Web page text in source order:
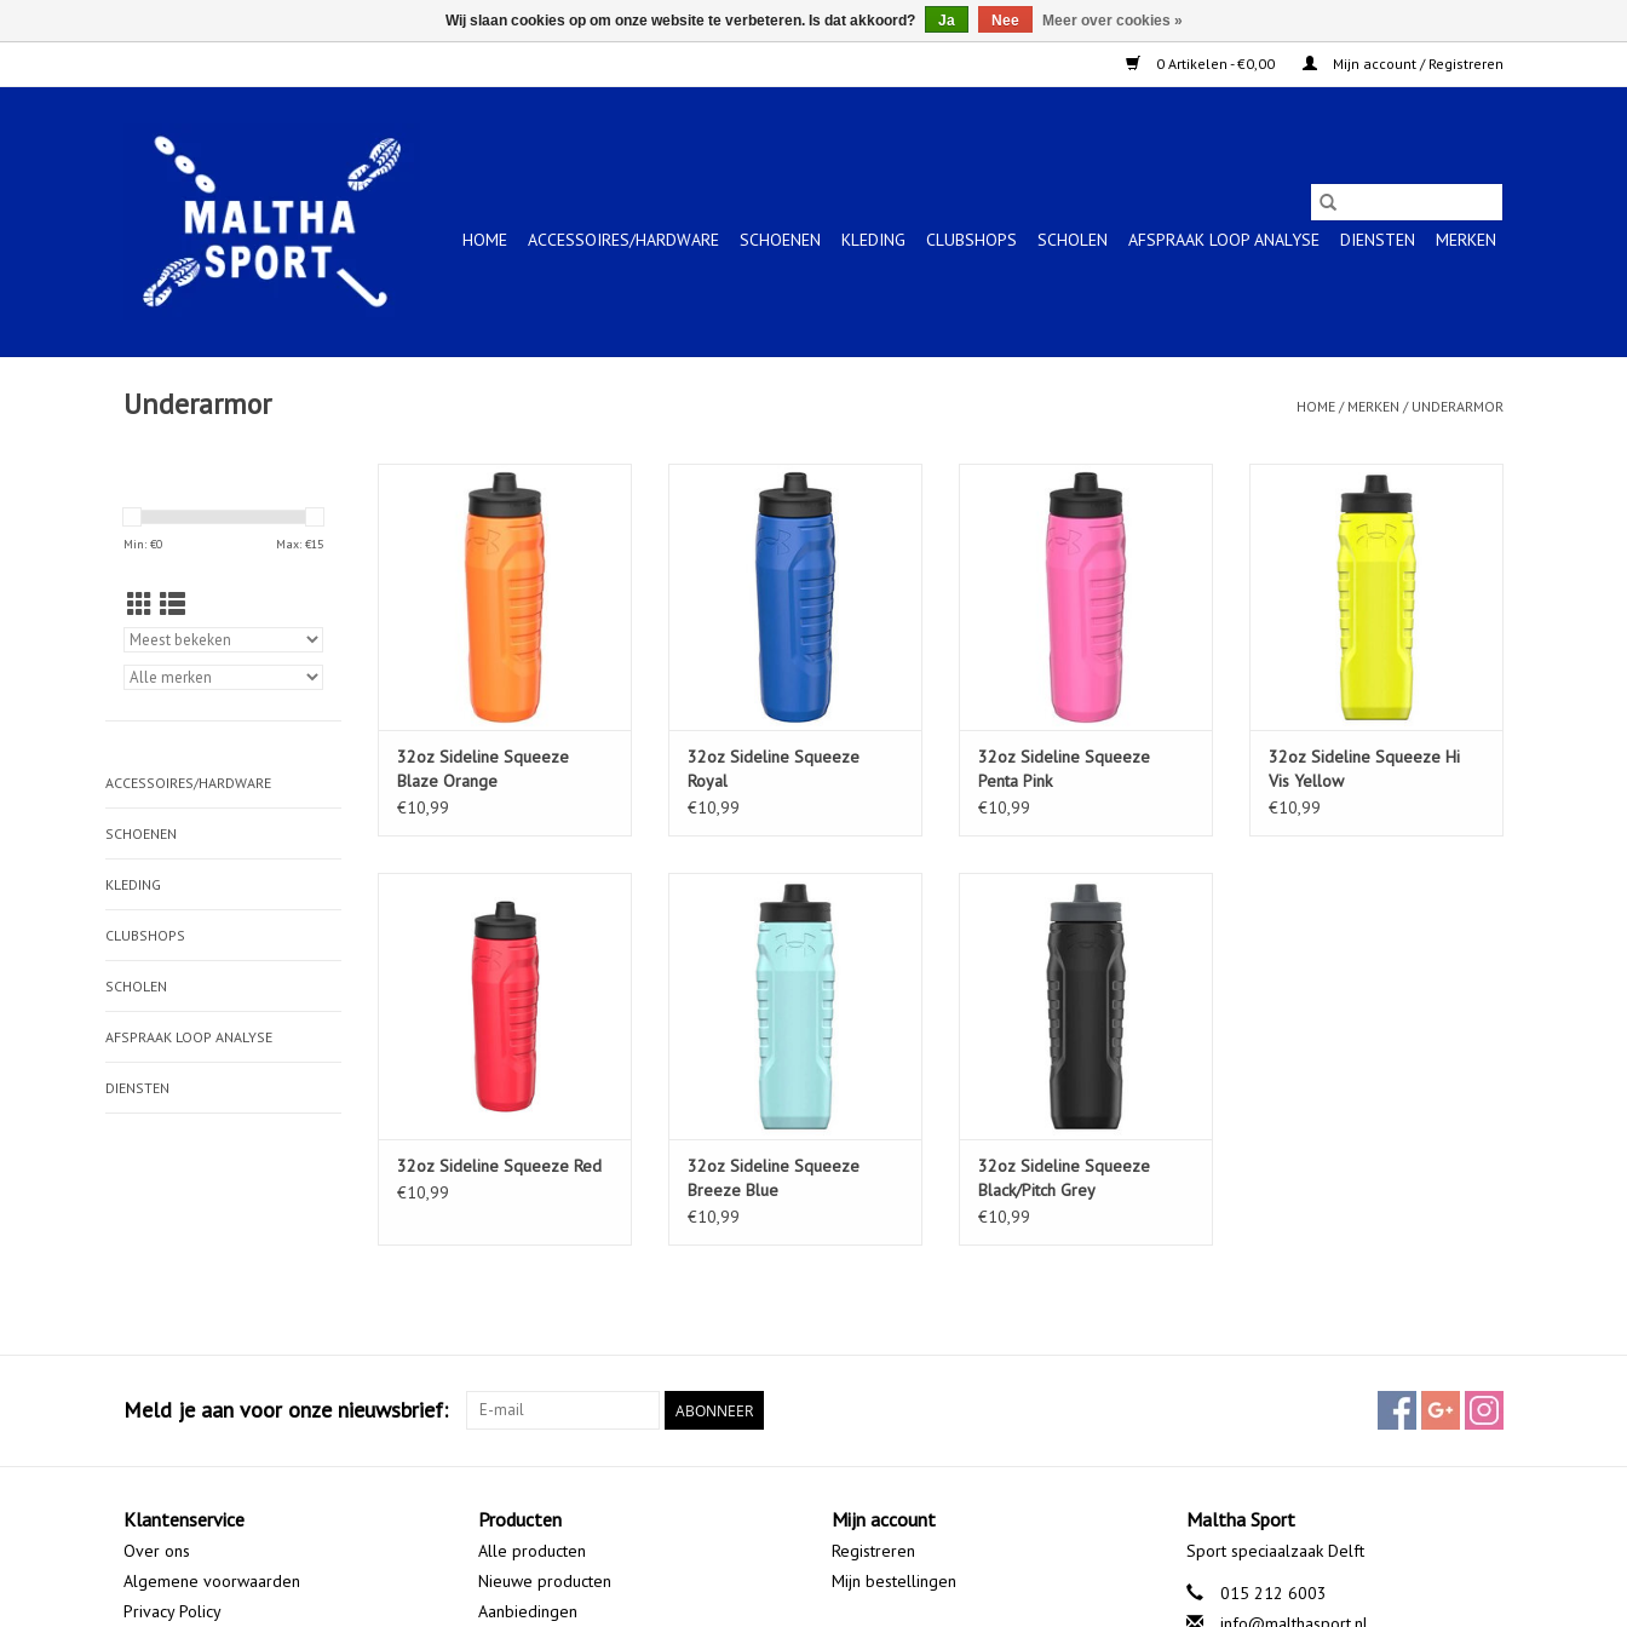
0 Artikelen - €0,00 Mijn account / Registreren
HOME ACCESSOIRES/HARDWARE SCHOENEN KLEDING CLUBSHOPS SCHOLEN AFSPRAAK LOOP ANALYSE DIENSTEN MERKEN
Underarmor HOME / MERKEN / UNDERARMOR
Min: €0 Max: €15
ACCESSOIRES/HARDWARE
SCHOENEN
KLEDING
CLUBSHOPS
SCHOLEN
AFSPRAAK LOOP ANALYSE
DIENSTEN
32oz Sideline Squeeze Blaze
Orange
TOEVOEGEN AAN WINKELWAGEN
32oz Sideline Squeeze
Blaze Orange
€10,99
32oz Sideline Squeeze Royal
TOEVOEGEN AAN WINKELWAGEN
32oz Sideline Squeeze
Royal
€10,99
32oz Sideline Squeeze Penta Pink
TOEVOEGEN AAN WINKELWAGEN
32oz Sideline Squeeze
Penta Pink
€10,99
32oz Sideline Squeeze Hi Vis
Yellow
TOEVOEGEN AAN WINKELWAGEN
32oz Sideline Squeeze Hi
Vis Yellow
€10,99
TOEVOEGEN AAN WINKELWAGEN
32oz Sideline Squeeze Red
€10,99
32oz Sideline Squeeze Breeze
Blue
TOEVOEGEN AAN WINKELWAGEN
32oz Sideline Squeeze
Breeze Blue
€10,99
32oz Sideline Squeeze Black/Pitch
Grey
TOEVOEGEN AAN WINKELWAGEN
32oz Sideline Squeeze
Black/Pitch Grey
€10,99
Meld je aan voor onze nieuwsbrief: ABONNEER
Klantenservice
Over ons
Algemene voorwaarden
Privacy Policy
Producten
Alle producten
Nieuwe producten
Aanbiedingen
Mijn account
Registreren
Mijn bestellingen
Maltha Sport
Sport speciaalzaak Delft
015 212 6003
Wij slaan cookies op om onze website te verbeteren. Is dat akkoord? Ja Nee Meer over cookies »